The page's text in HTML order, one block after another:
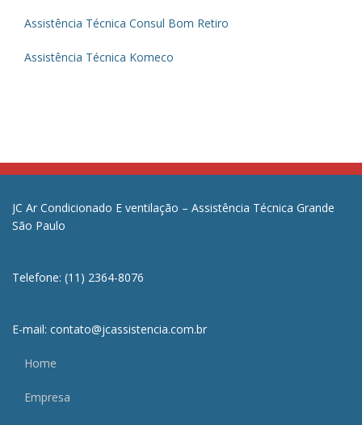
Assistência Técnica Consul Bom Retiro
Assistência Técnica Komeco
JC Ar Condicionado E ventilação – Assistência Técnica Grande
São Paulo
Telefone: (11) 2364-8076
E-mail: contato@jcassistencia.com.br
Home
Empresa